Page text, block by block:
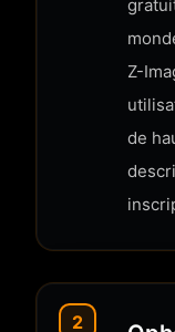
Z-
de
2